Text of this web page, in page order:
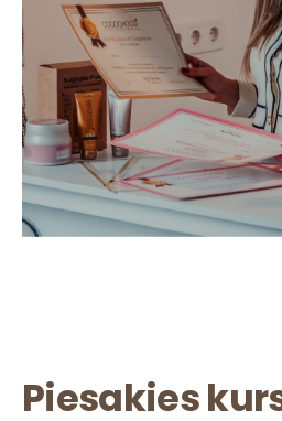
Piesakies